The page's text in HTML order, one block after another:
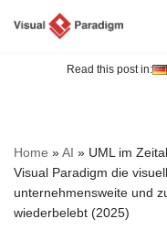
Read this post in:
Home »AI » UML im
Visual Paradigm die
unternehmensweite und
wiederbelebt (2025)